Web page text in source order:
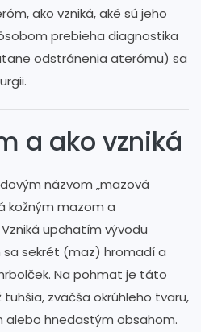
ako vzniká, aké sú jeho
prebieha diagnostika
odstránenia aterómu) sa
a ako vzniká
názvom „mazová
kožným mazom a
upchatím vývodu
sa sekrét (maz) hromadí a
Na pohmat je táto
zväčša okrúhleho tvaru,
alebo hnedastým obsahom.